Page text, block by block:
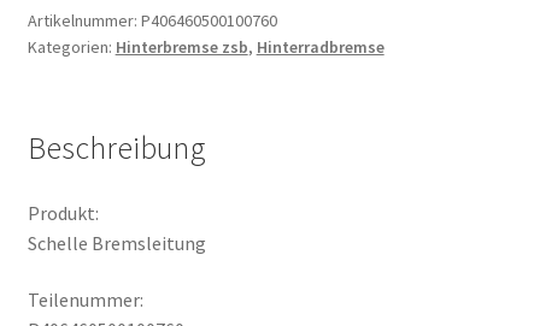
Artikelnummer: P406460500100760
Kategorien: Hinterbremse zsb, Hinterradbremse
Beschreibung
Produkt:
Schelle Bremsleitung
Teilenummer: